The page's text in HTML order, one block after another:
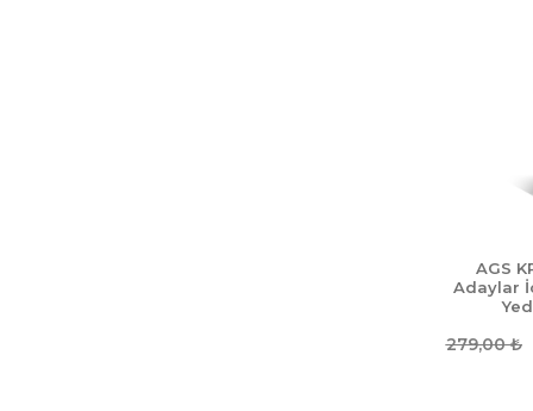
AGS
Adaylar
279,00₺